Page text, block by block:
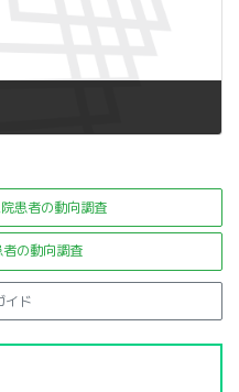
患者の動向調査
の動向調査
イド